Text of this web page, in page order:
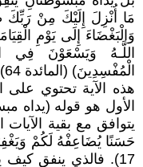
مَا أُنْزِلَ إِلَيْكَ مِنْ رَبِّكَ
وَالْبَغْضَاءَ إِلَى يَوْمِ
اللَّـهُ وَيَسْعَوْنَ فِي
الْمُفْسِدِينَ) (المائدة 64).
هذه الآية تحتوي على
الأول هو قوله (يداه
يتوافق مع بقية
حَسَنًا يُضَاعِفْهُ لَكُمْ
17). فالذي ينفق كيف